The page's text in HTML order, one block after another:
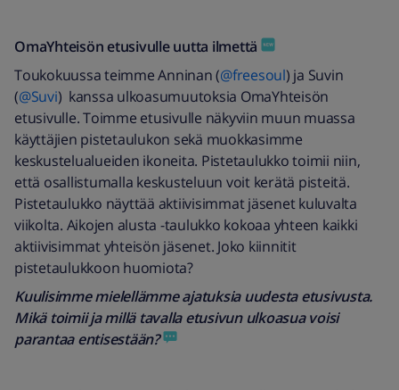
OmaYhteisön etusivulle uutta ilmettä
Toukokuussa teimme Anninan (@freesoul) ja Suvin
(@Suvi) kanssa ulkoasumuutoksia OmaYhteisön
etusivulle. Toimme etusivulle näkyviin muun muassa
käyttäjien pistetaulukon sekä muokkasimme
keskustelualueiden ikoneita. Pistetaulukko toimii niin,
että osallistumalla keskusteluun voit kerätä pisteitä.
Pistetaulukko näyttää aktiivisimmat jäsenet kuluvalta
viikolta. Aikojen alusta -taulukko kokoaa yhteen kaikki
aktiivisimmat yhteisön jäsenet. Joko kiinnitit
pistetaulukkoon huomiota?
Kuulisimme mielellämme ajatuksia uudesta etusivusta.
Mikä toimii ja millä tavalla etusivun ulkoasua voisi
parantaa entisestään?